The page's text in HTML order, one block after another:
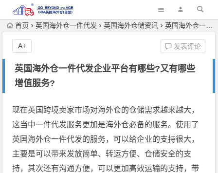
首页 英国海外仓一件代发 英国海外仓储资讯 英国海外仓一件代发企业平台有哪些?又有哪些增值服务?
英国海外仓一件代发企业平台有哪些?又有哪些
增值服务?
发表评论
A+
现在英国跨境卖家市场对海外仓的仓储需求越来越大，
这当中一件代发服务更加是海外仓必备的服务。使用了
英国海外仓一件代发的服务，可以给企业的支持很大，
主要是可以带来发放简单、转运方便、仓储安全的支
持，其次还有沟通方便，可以更加高效运输的支持，带